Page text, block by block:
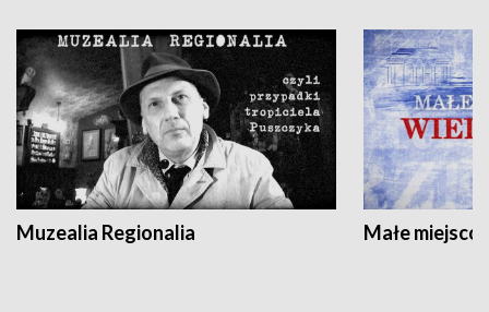
Muzealia Regionalia Małe